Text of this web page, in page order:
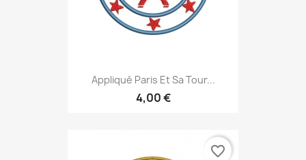
Appliqué Paris Et Sa Tour...
4,00 €
favorite_border